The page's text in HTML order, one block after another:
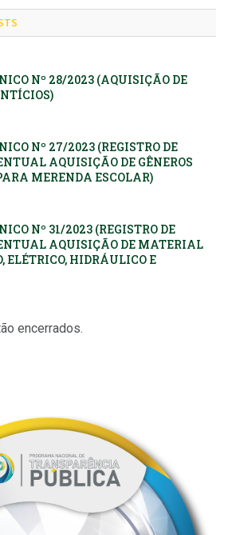
Nº 28/2023 (AQUISIÇÃO DE
Nº 27/2023 (REGISTRO DE
AQUISIÇÃO DE GÊNEROS
MERENDA ESCOLAR)
Nº 31/2023 (REGISTRO DE
AQUISIÇÃO DE MATERIAL
ELÉTRICO, HIDRÁULICO E
encerrados.